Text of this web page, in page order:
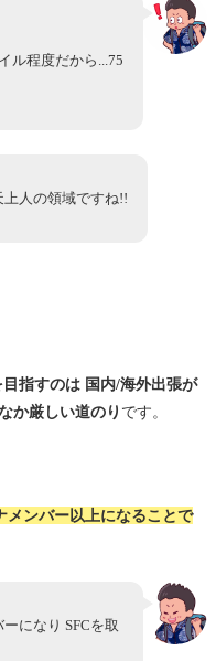
ル程度だから...75
人の領域ですね!!
指すのは 国内/海外出張が
か厳しい道のり です。
メンバー以上になることで
になり SFCを取